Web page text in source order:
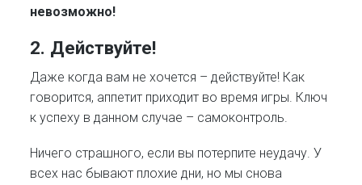
невозможно!
2. Действуйте!
Даже когда вам не хочется – действуйте! Как
говорится, аппетит приходит во время игры. Ключ
к успеху в данном случае – самоконтроль.
Ничего страшного, если вы потерпите неудачу. У
всех нас бывают плохие дни, но мы снова